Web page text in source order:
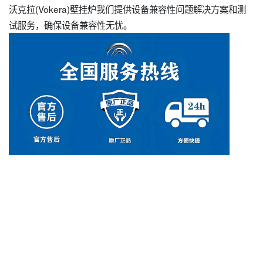
沃克拉(Vokera)壁挂炉我们提供设备兼容性问题解决方案和测
试服务，确保设备兼容性无忧。